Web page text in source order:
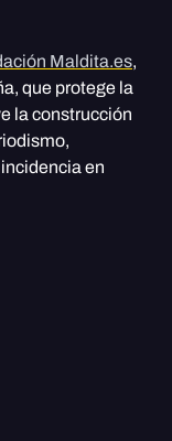
Maldita.es,
que protege la
la construcción
en